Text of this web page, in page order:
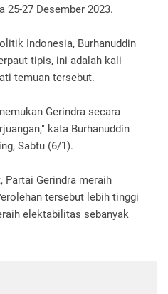
25-27 Desember 2023.
Indonesia, Burhanuddin
tipis, ini adalah kali
temuan tersebut.
Gerindra secara
kata Burhanuddin
Sabtu (6/1).
Partai Gerindra meraih
tersebut lebih tinggi
elektabilitas sebanyak